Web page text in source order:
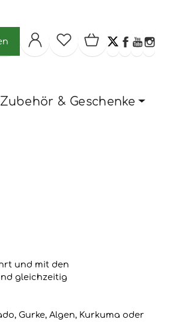
Zubehör & Geschenke
und mit den
gleichzeitig
Gurke, Algen, Kurkuma oder